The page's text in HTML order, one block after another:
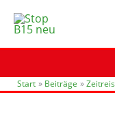
Inhalt
springen
Start Beiträge